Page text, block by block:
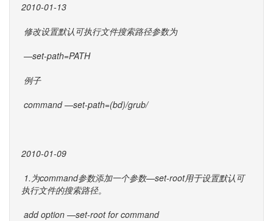
2010-01-13
修改设置默认可执行文件搜索路径参数为
—set-path=PATH
例子
command —set-path=(bd)/grub/
2010-01-09
1.为command参数添加一个参数—set-root用于设置默认可
执行文件的搜索路径。
add option —set-root for command